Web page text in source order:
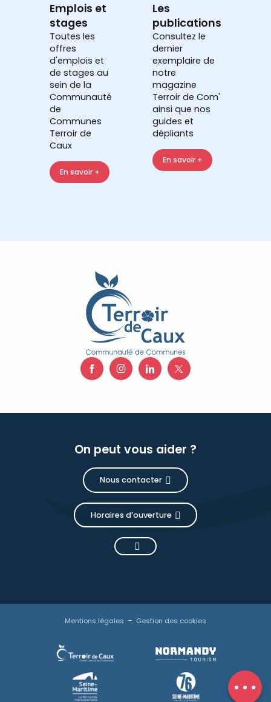
Avis
Emplois et
stages
Toutes les
offres
d'emplois et
de stages au
sein de la
Communauté
de
Communes
Terroir de
Caux
En savoir +
Les
publications
Consultez le
dernier
exemplaire de
notre
magazine
Terroir de Com'
ainsi que nos
guides et
dépliants
En savoir +
On peut vous aider ?
Nous contacter
Horaires d’ouverture
Mentions légales Gestion des cookies